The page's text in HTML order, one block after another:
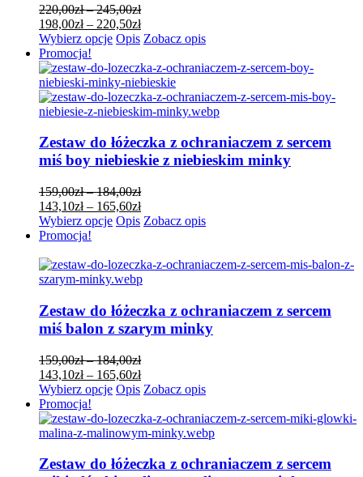
produktu
220,00zł – 245,00złZakres
cen:
od
do
245,00zł
198,00zł – 220,50złZakres
cen:
198,00zł
do
220,50zł
Wybierz opcje Ten
ma
wiele
wariantów.
Opcje
wybrać
na
stronie
Opis Zobacz opis
Promocja!
Zestaw do łóżeczka z ochraniaczem z sercem
miś boy niebieskie z niebieskim minky
159,00zł – 184,00złZakres
cen:
od
184,00zł
143,10zł – 165,60złZakres
cen:
do
165,60zł
Wybierz opcje Ten
wiele
wariantów.
można
wybrać
na
produktu
Opis Zobacz opis
Promocja!
Zestaw do łóżeczka z ochraniaczem z sercem
miś balon z szarym minky
159,00zł – 184,00złZakres
cen:
od
do
184,00zł
143,10zł – 165,60złZakres
cen:
143,10zł
do
Wybierz opcje Ten
ma
wiele
Opcje
Opis Zobacz opis
Promocja!
Zestaw do łóżeczka z ochraniaczem z sercem